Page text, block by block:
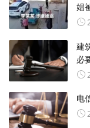
娼
建
必
电